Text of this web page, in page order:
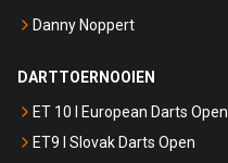
Danny Noppert
DARTTOERNOOIEN
ET 10 I European Darts Open
ET9 I Slovak Darts Open